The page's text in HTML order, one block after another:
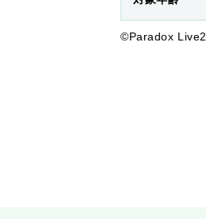
©️Paradox